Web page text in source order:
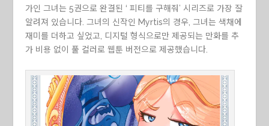
가인 그녀는 5권으로 완결된 ‘ 피티를 구해줘’ 시리즈로 가장 잘
알려져 있습니다. 그녀의 신작인 Myrtis의 경우, 그녀는 색채에
재미를 더하고 싶었고, 디지털 형식으로만 제공되는 만화를 추
가 비용 없이 풀 컬러로 웹툰 버전으로 제공했습니다.